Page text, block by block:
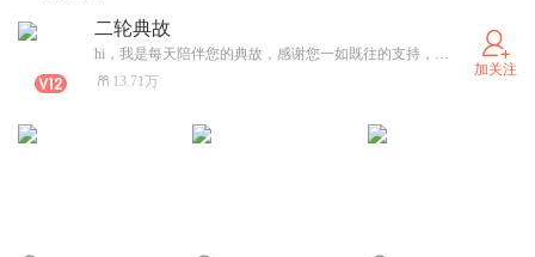
二轮典故
hi，我是每天陪伴您的典故，感谢您一如既往的支持，联系方式见相册，我期待着与您相识。
13.71万
加关注